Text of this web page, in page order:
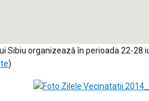
Sibiu organizează în perioada 22-28
)